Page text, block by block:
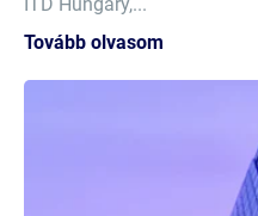
Tovább olvasom